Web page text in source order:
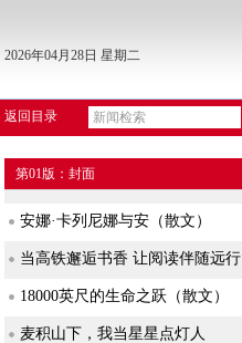
2026年04月28日 星期二
返回目录
第01版：封面
安娜·卡列尼娜与安（散文）
当高铁邂逅书香 让阅读伴随远行
18000英尺的生命之跃（散文）
麦积山下，我当星星点灯人